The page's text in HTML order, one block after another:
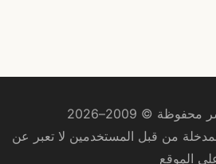
© 2009–2026
من قبل المستخدمين لا تعبر عن
الموقع